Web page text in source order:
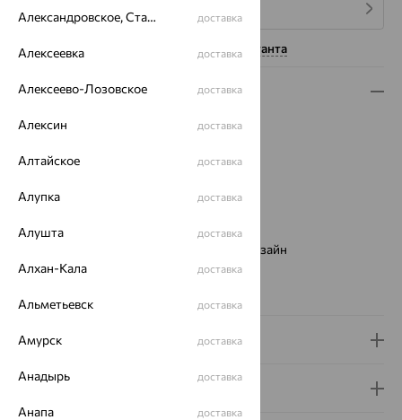
4 платежа по 15 133
Нужна помощь консультанта
Описание
Вид изделия:
Металл:Золото
Проба:
Страна происхождения:
РОССИЯ
Европейский дизайн
Бренд:SOKOLOV
Доставка и оплата
Гарантия и возврат
Александровское, Ставропольский край доставка
Алексеевка доставка
Алексеево-Лозовское доставка
Алексин доставка
Алтайское доставка
Алупка доставка
Алушта доставка
Алхан-Кала доставка
Альметьевск доставка
Амурск доставка
Анадырь доставка
Анапа доставка